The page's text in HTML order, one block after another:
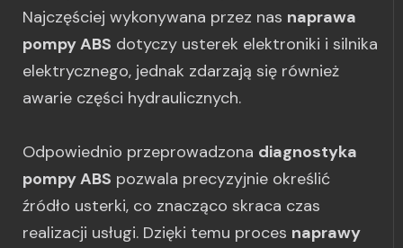
Najczęściej wykonywana przez nas naprawa
pompy ABS dotyczy usterek elektroniki i silnika
elektrycznego, jednak zdarzają się również
awarie części hydraulicznych.
Odpowiednio przeprowadzona diagnostyka
pompy ABS pozwala precyzyjnie określić
źródło usterki, co znacząco skraca czas
realizacji usługi. Dzięki temu proces naprawy